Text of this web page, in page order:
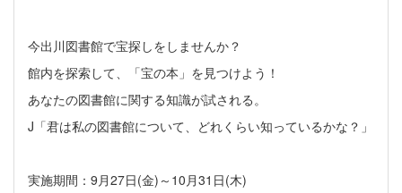
今出川図書館で宝探しをしませんか？
館内を探索して、「宝の本」を見つけよう！
あなたの図書館に関する知識が試される。
J「君は私の図書館について、どれくらい知っているかな？」
実施期間：9月27日(金)～10月31日(木)